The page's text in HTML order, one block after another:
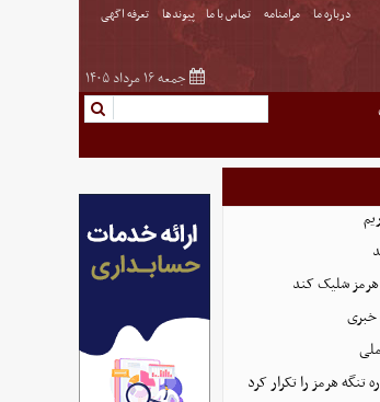
درباره ما مرامنامه تماس با ما پیوندها تعرفه اگهی
جمعه ۱۶ مرداد ۱۴۰۵
هرمز شلیک کند
خبری
تنگه هرمز را تکرار کرد